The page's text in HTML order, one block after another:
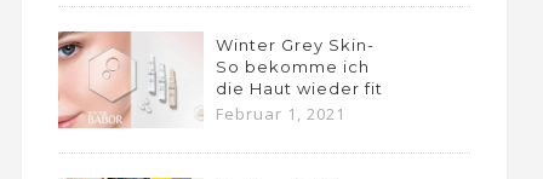
Winter Grey Skin-
So bekomme ich
die Haut wieder fit
Februar 1, 2021